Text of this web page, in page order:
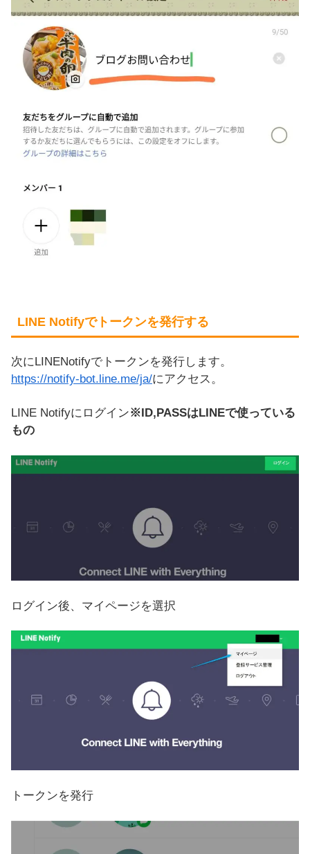
LINE Notifyでトークンを発行する
次にLINENotifyでトークンを発行します。
https://notify-bot.line.me/ja/にアクセス。
LINE Notifyにログイン※ID,PASSはLINEで使っている
もの
ログイン後、マイページを選択
トークンを発行